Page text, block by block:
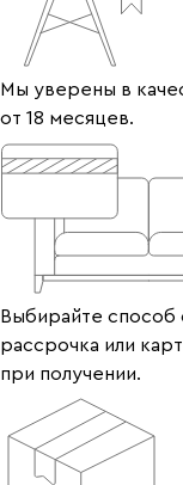
Мы уверены в
от 18 месяцев.
Выбирайте способ
рассрочка или
при получении.